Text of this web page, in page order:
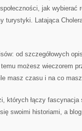
jak wybierać
turystyki. Latająca
od szczegółowych
możesz wieczorem
masz czasu i na co
których łączy
swoimi historiami, a